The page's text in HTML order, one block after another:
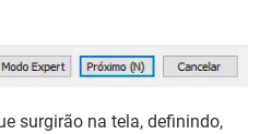
surgirão na tela, definindo,